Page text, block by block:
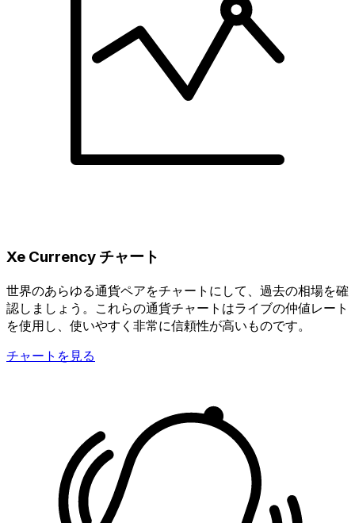
Xe Currency チャート
世界のあらゆる通貨ペアをチャートにして、過去の相場を確
認しましょう。これらの通貨チャートはライブの仲値レート
を使用し、使いやすく非常に信頼性が高いものです。
チャートを見る